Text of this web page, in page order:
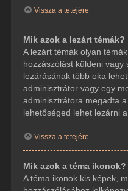
Vissza a tetejére
Mik azok a lezárt témák?
A lezárt témák olyan
hozzászólást küldeni vagy
lezárásának több oka
adminisztrátor vagy egy
adminisztrátora megadta
lehetőséged lehet lezárni
Vissza a tetejére
Mik azok a téma ikonok?
A téma ikonok kis képek,